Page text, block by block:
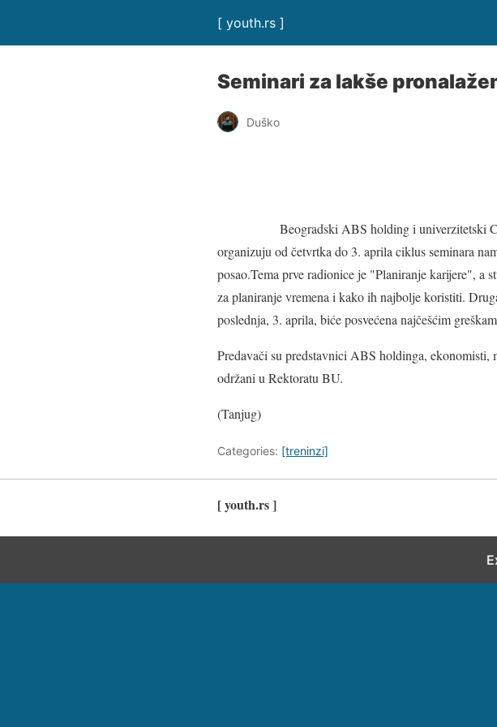
[ youth.rs ]
Seminari za lakše
Duško
Beogradski ABS holding i univerzitetski
organizuju od četvrtka do 3. aprila ciklus seminara
posao.Tema prve radionice je "Planiranje karijere", a
za planiranje vremena i kako ih najbolje koristiti.
poslednja, 3. aprila, biće posvećena najčešćim
Predavači su predstavnici ABS holdinga, ekonomisti,
održani u Rektoratu BU.
(Tanjug)
Categories: [treninzi]
[ youth.rs ]